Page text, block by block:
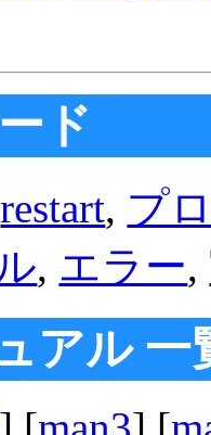
ド
restart, プ
, エラー,
アル 一